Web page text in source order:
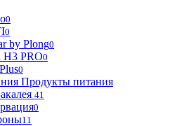
0
0
by Plong0
H3 PRO0
0
Продукты питания
41
0
11